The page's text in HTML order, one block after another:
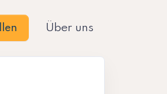
Über uns